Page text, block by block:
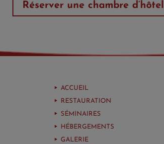
Réserver une chambre d’hôtel
ACCUEIL
RESTAURATION
SÉMINAIRES
HÉBERGEMENTS
GALERIE